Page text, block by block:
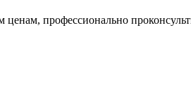
ценам, профессионально